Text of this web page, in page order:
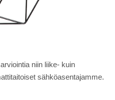
niin liike- kuin
sähköasentajamme.